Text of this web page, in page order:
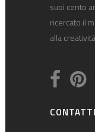
suoi cento
ricercato il
alla
CONTATTI